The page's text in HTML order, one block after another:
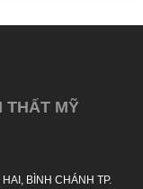
THẤT MỸ
BÌNH CHÁNH TP.